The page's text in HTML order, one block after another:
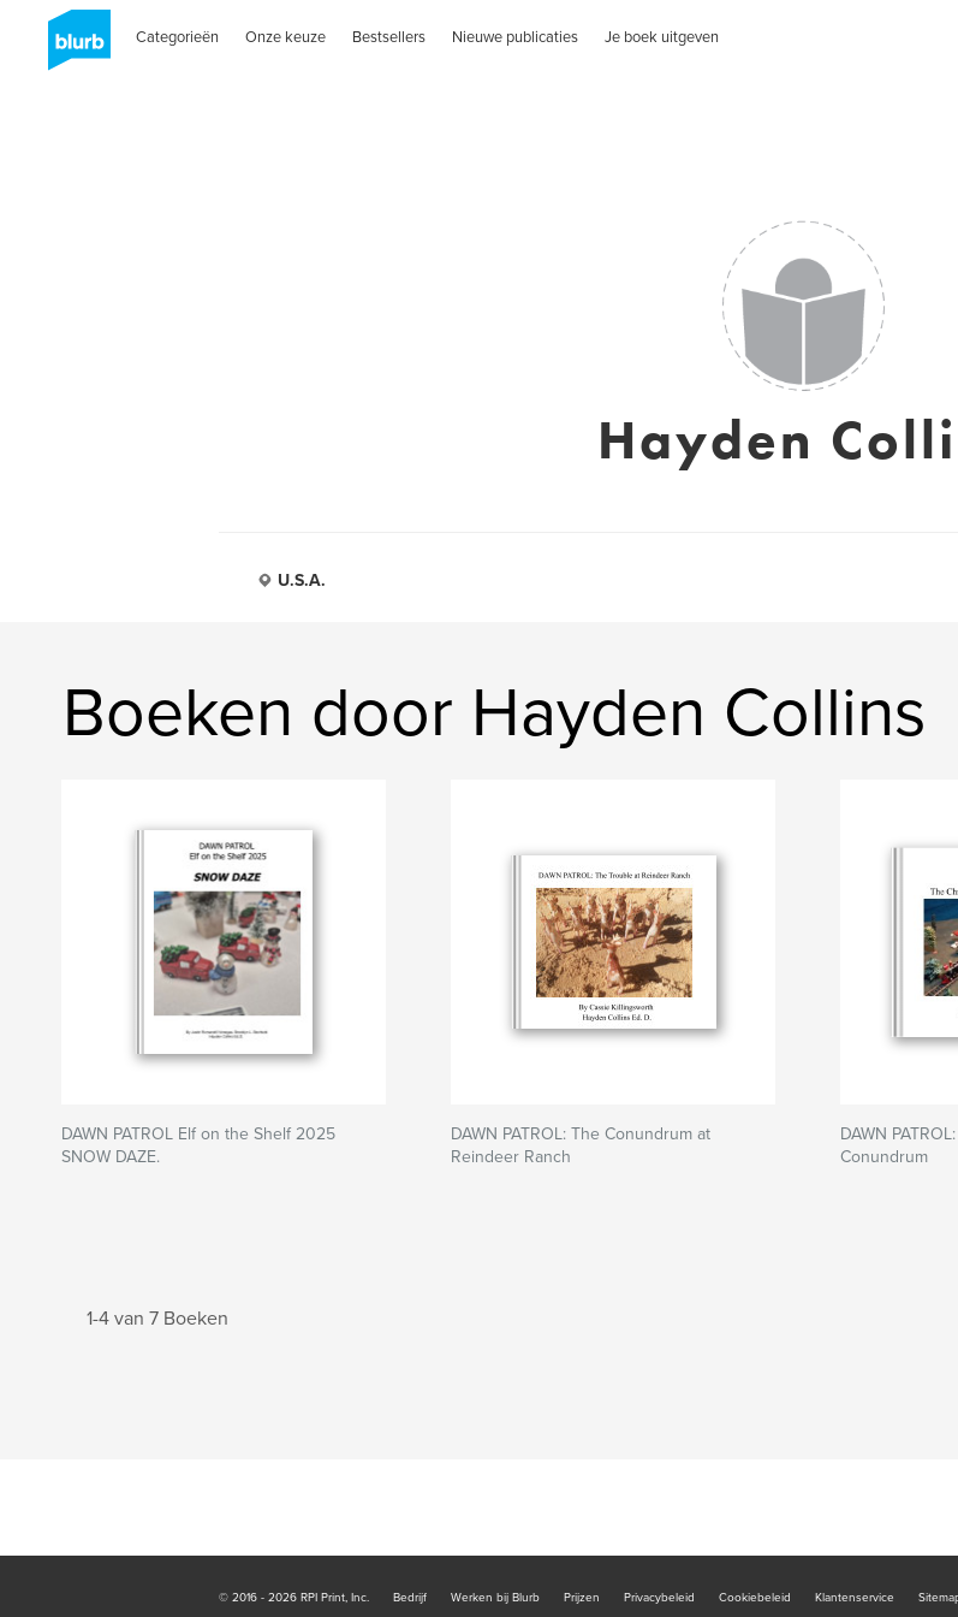
Categorieën Onze keuze Bestsellers Nieuwe publicaties Je boek uitgeven
Hayden
U.S.A.
Boeken door Hayden Collins
DAWN PATROL Elf on the Shelf 2025
SNOW DAZE.
DAWN PATROL: The Conundrum at
Reindeer Ranch
DAWN
Conundrum
1-4 van 7 Boeken
© 2016 - 2026 RPI Print, Inc. Bedrijf Werken bij Blurb Prijzen Privacybeleid Cookiebeleid Klantenservice